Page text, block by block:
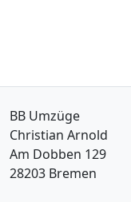
BB Umzüge
Christian Arnold
Am Dobben 129
28203 Bremen